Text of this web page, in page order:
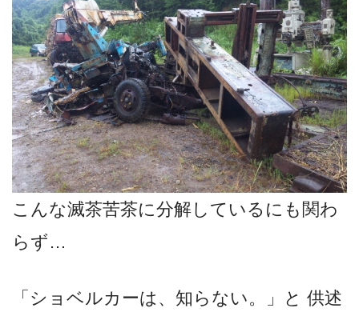
こんな滅茶苦茶に分解しているにも関わ
らず…
「ショベルカーは、知らない。」と 供述